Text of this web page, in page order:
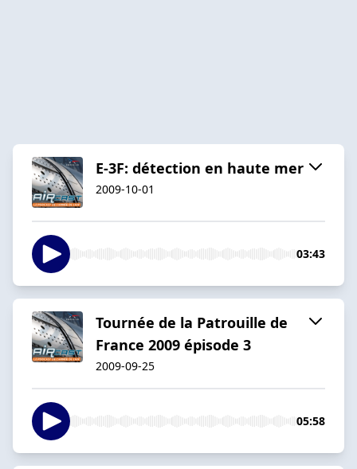
E-3F: détection en haute mer
2009-10-01
03:43
Tournée de la Patrouille de
France 2009 épisode 3
2009-09-25
05:58